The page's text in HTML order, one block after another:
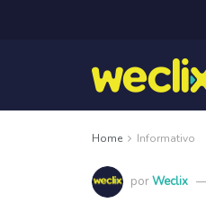
Home Informativo
porWeclix